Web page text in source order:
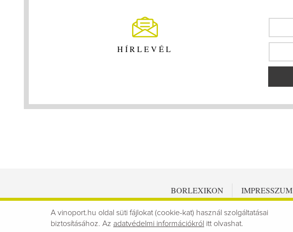
HÍRLEVÉL
BORLEXIKON IMPRESSZUM
A vinoport.hu oldal süti fájlokat (cookie-kat) használ szolgáltatásai
biztosításához. Az adatvédelmi információkról itt olvashat.